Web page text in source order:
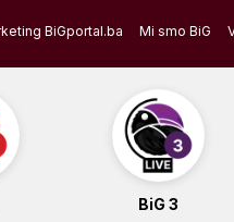
BiGportal.ba Mi smo BiG
BiG 3